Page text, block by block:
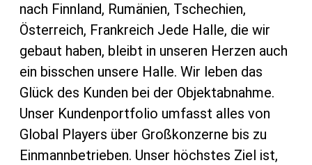
nach Finnland, Rumänien, Tschechien,
Österreich, Frankreich Jede Halle, die wir
gebaut haben, bleibt in unseren Herzen auch
ein bisschen unsere Halle. Wir leben das
Glück des Kunden bei der Objektabnahme.
Unser Kundenportfolio umfasst alles von
Global Players über Großkonzerne bis zu
Einmannbetrieben. Unser höchstes Ziel ist,